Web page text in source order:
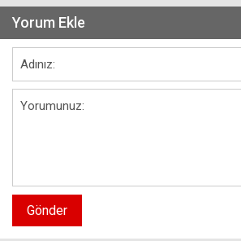
Yorum Ekle
Gönder